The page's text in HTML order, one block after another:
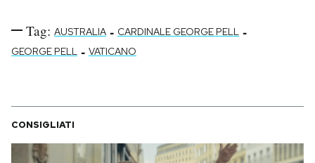
Tag: AUSTRALIA - CARDINALE GEORGE PELL -
GEORGE PELL - VATICANO
CONSIGLIATI